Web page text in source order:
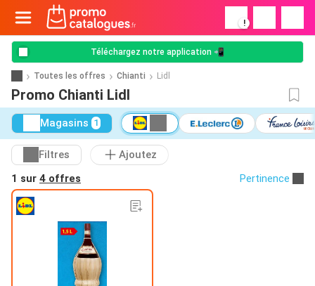
!
Téléchargez notre application 📲
Toutes les offres Chianti Lidl
Promo Chianti Lidl
Magasins 1
Filtres
Ajoutez
1 sur 4 offres Pertinence